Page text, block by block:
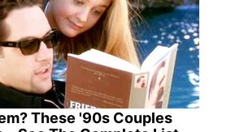
These '90s Couples